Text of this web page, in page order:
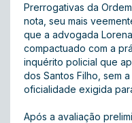
Prerrogativas da
nota, seu mais
que a advogada
compactuado com a
inquérito policial que
dos Santos Filho, sem
oficialidade exigida
Após a avaliação